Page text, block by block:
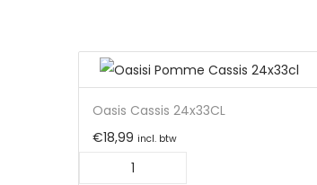
Oasis Cassis 24x33CL
€18,99 incl. btw